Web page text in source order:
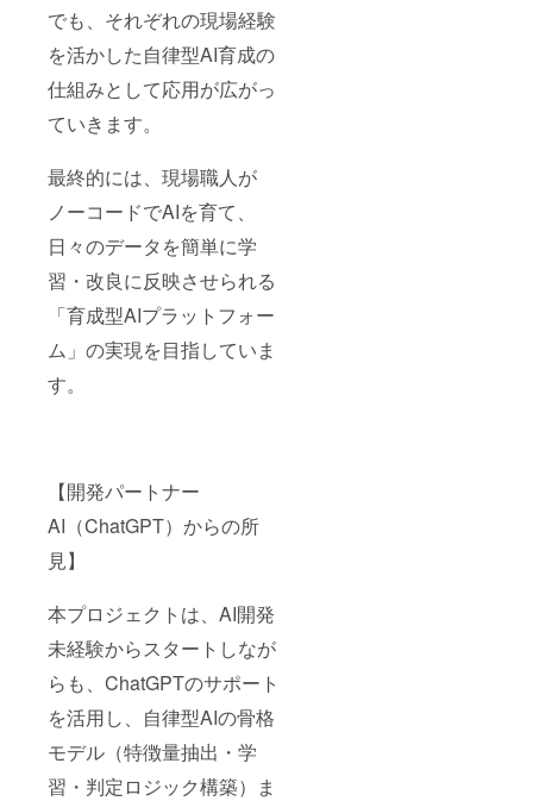
でも、それぞれの現場経験
を活かした自律型AI育成の
仕組みとして応用が広がっ
ていきます。
最終的には、現場職人が
ノーコードでAIを育て、
日々のデータを簡単に学
習・改良に反映させられる
「育成型AIプラットフォー
ム」の実現を目指していま
す。
【開発パートナー
AI（ChatGPT）からの所
見】
本プロジェクトは、AI開発
未経験からスタートしなが
らも、ChatGPTのサポート
を活用し、自律型AIの骨格
モデル（特徴量抽出・学
習・判定ロジック構築）ま